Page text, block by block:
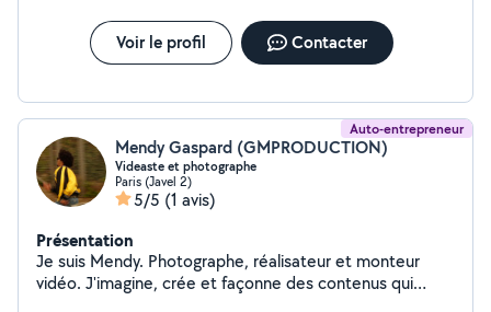
Voir le profil Contacter
Auto-entrepreneur
Mendy Gaspard (GMPRODUCTION)
Videaste et photographe
Paris (Javel 2)
5/5 (1 avis)
Présentation
Je suis Mendy. Photographe, réalisateur et monteur
vidéo. J'imagine, crée et façonne des contenus qui